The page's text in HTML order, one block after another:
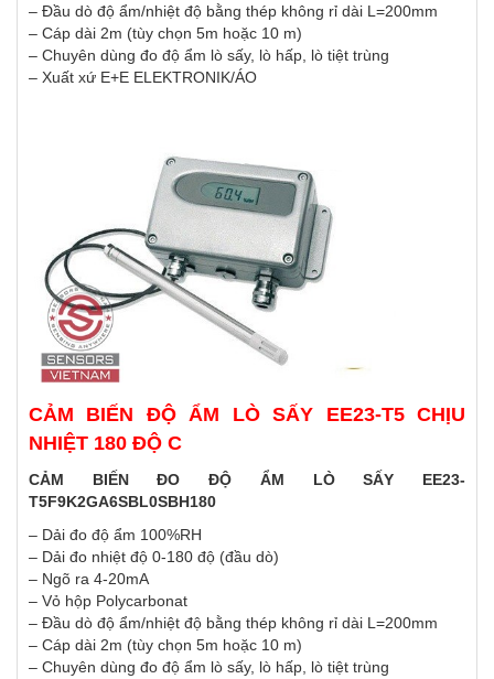
– Đầu dò độ ẩm/nhiệt độ bằng thép không rỉ dài L=200mm
– Cáp dài 2m (tùy chọn 5m hoặc 10 m)
– Chuyên dùng đo độ ẩm lò sấy, lò hấp, lò tiệt trùng
– Xuất xứ E+E ELEKTRONIK/ÁO
CẢM BIẾN ĐỘ ẨM LÒ SẤY EE23-T5 CHỊU
NHIỆT 180 ĐỘ C
CẢM BIẾN ĐO ĐỘ ẨM LÒ SẤY EE23-
T5F9K2GA6SBL0SBH180
– Dải đo độ ẩm 100%RH
– Dải đo nhiệt độ 0-180 độ (đầu dò)
– Ngõ ra 4-20mA
– Vỏ hộp Polycarbonat
– Đầu dò độ ẩm/nhiệt độ bằng thép không rỉ dài L=200mm
– Cáp dài 2m (tùy chọn 5m hoặc 10 m)
– Chuyên dùng đo độ ẩm lò sấy, lò hấp, lò tiệt trùng